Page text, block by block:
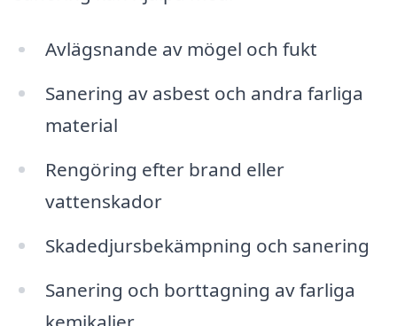
Avlägsnande av mögel och fukt
Sanering av asbest och andra farliga
material
Rengöring efter brand eller
vattenskador
Skadedjursbekämpning och sanering
Sanering och borttagning av farliga